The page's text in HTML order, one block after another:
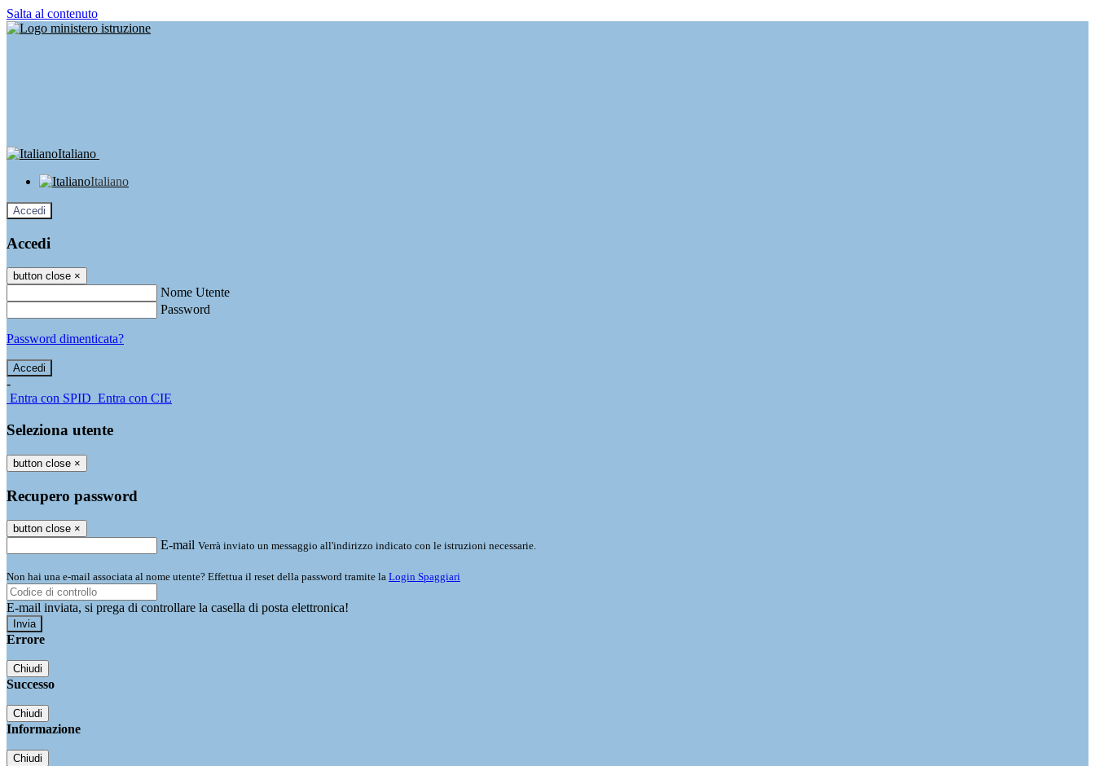
Salta al contenuto
Italiano
Italiano
Accedi
Accedi
button close ×
Nome Utente
Password
Password dimenticata?
-
Entra con SPID Entra con CIE
Seleziona utente
button close ×
Recupero password
button close ×
E-mail Verrà inviato un messaggio all'indirizzo indicato con le istruzioni necessarie.
Non hai una e-mail associata al nome utente? Effettua il reset della password tramite la Login Spaggiari
E-mail inviata, si prega di controllare la casella di posta elettronica!
Errore
Chiudi
Successo
Chiudi
Informazione
Chiudi